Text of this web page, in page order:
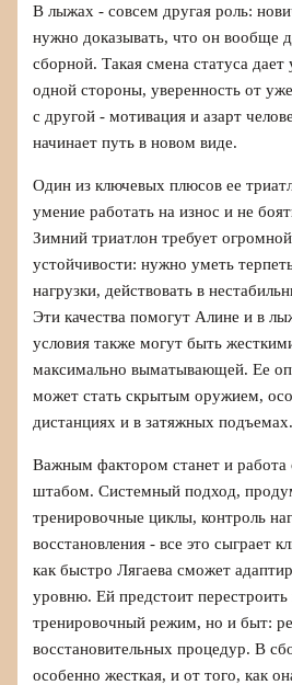
В лыжах - совсем другая роль:
нужно доказывать, что он вообще
сборной. Такая смена статуса
одной стороны, уверенность от
с другой - мотивация и азарт
начинает путь в новом виде.
Один из ключевых плюсов ее
умение работать на износ и не
Зимний триатлон требует
устойчивости: нужно уметь
нагрузки, действовать в
Эти качества помогут Алине и в
условия также могут быть
максимально выматывающей. Ее
может стать скрытым оружием,
дистанциях и в затяжных подъемах.
Важным фактором станет и работа
штабом. Системный подход,
тренировочные циклы, контроль
восстановления - все это сыграет
как быстро Лягаева сможет
уровню. Ей предстоит перестроить
тренировочный режим, но и быт:
восстановительных процедур. В
особенно жесткая, и от того, как